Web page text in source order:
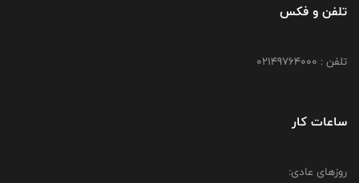
تلفن و فکس
تلفن : 02149764000
ساعات کار
روزهای عادی: